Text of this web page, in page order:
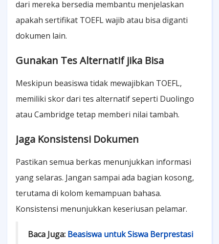
dari mereka bersedia membantu menjelaskan
apakah sertifikat TOEFL wajib atau bisa diganti
dokumen lain.
Gunakan Tes Alternatif jika Bisa
Meskipun beasiswa tidak mewajibkan TOEFL,
memiliki skor dari tes alternatif seperti Duolingo
atau Cambridge tetap memberi nilai tambah.
Jaga Konsistensi Dokumen
Pastikan semua berkas menunjukkan informasi
yang selaras. Jangan sampai ada bagian kosong,
terutama di kolom kemampuan bahasa.
Konsistensi menunjukkan keseriusan pelamar.
Baca Juga: Beasiswa untuk Siswa Berprestasi